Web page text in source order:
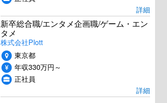
詳細
新卒総合職/エンタメ企画職/ゲーム・エン
タメ
株式会社Plott
東京都
年収330万円～
正社員
詳細